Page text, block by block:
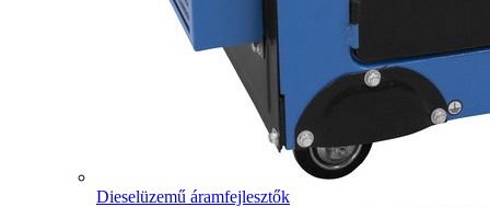
Dieselüzemű áramfejlesztők